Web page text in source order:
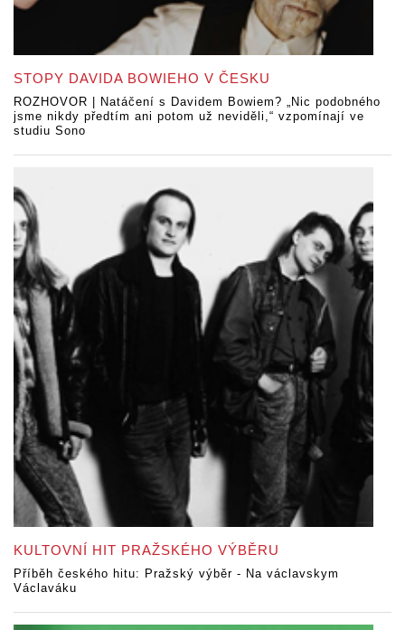
STOPY DAVIDA BOWIEHO V ČESKU
ROZHOVOR | Natáčení s Davidem Bowiem? „Nic podobného
jsme nikdy předtím ani potom už neviděli,“ vzpomínají ve
studiu Sono
KULTOVNÍ HIT PRAŽSKÉHO VÝBĚRU
Příběh českého hitu: Pražský výběr - Na václavskym
Václaváku